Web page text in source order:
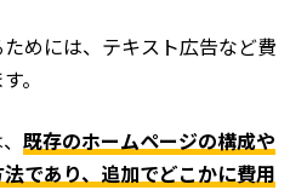
めには、テキスト広告など費
。
既存のホームページの構成や
であり、追加でどこかに費用